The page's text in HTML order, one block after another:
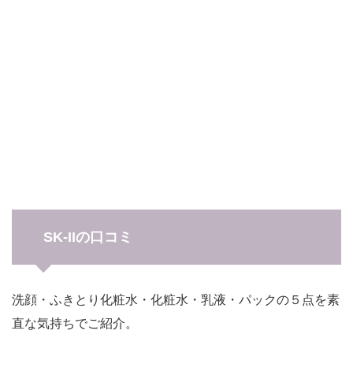
SK-IIの口コミ
洗顔・ふきとり化粧水・化粧水・乳液・パックの５点を素
直な気持ちでご紹介。